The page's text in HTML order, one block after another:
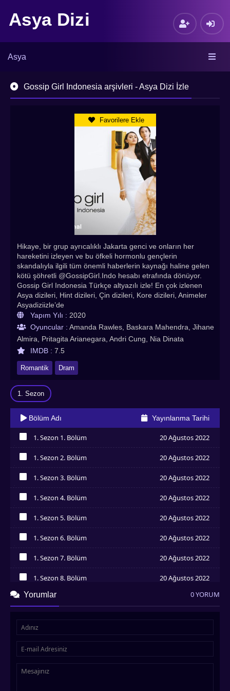
Asya Dizi
Asya
Gossip Girl Indonesia arşivleri - Asya Dizi İzle
Favorilere Ekle
Hikaye, bir grup ayrıcalıklı Jakarta genci ve onların her
hareketini izleyen ve bu öfkeli hormonlu gençlerin
skandalıyla ilgili tüm önemli haberlerin kaynağı haline gelen
kötü şöhretli @GossipGirl.Indo hesabı etrafında dönüyor.
Gossip Girl Indonesia Türkçe altyazılı izle! En çok izlenen
Asya dizileri, Hint dizileri, Çin dizileri, Kore dizileri, Animeler
Asyadiziizle’de
Yapım Yılı : 2020
Oyuncular : Amanda Rawles, Baskara Mahendra, Jihane
Almira, Pritagita Arianegara, Andri Cung, Nia Dinata
IMDB : 7.5
Romantik Dram
1. Sezon
Bölüm Adı Yayınlanma Tarihi
1. Sezon 1. Bölüm 20 Ağustos 2022
1. Sezon 2. Bölüm 20 Ağustos 2022
1. Sezon 3. Bölüm 20 Ağustos 2022
1. Sezon 4. Bölüm 20 Ağustos 2022
1. Sezon 5. Bölüm 20 Ağustos 2022
1. Sezon 6. Bölüm 20 Ağustos 2022
1. Sezon 7. Bölüm 20 Ağustos 2022
İzledim
1. Sezon 8. Bölüm 20 Ağustos 2022
1. Sezon 9. Bölüm 20 Ağustos 2022
Yorumlar 0 YORUM